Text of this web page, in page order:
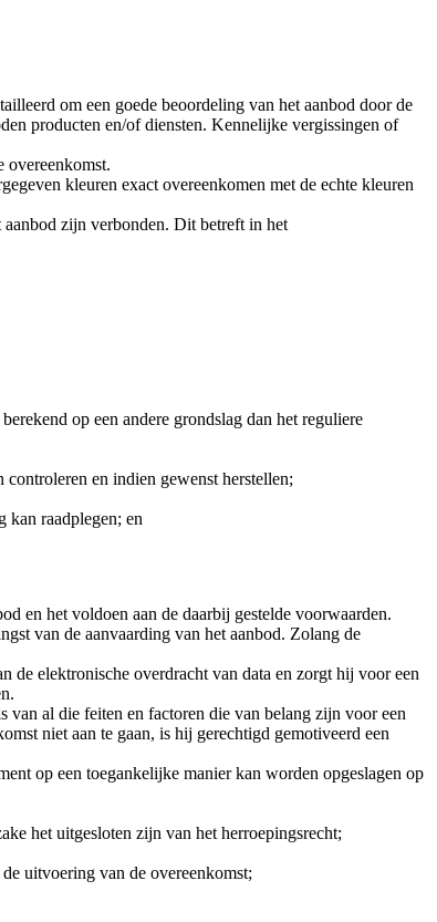
om een goede beoordeling van het aanbod door de
producten en/of diensten. Kennelijke vergissingen of
overeenkomst.
kleuren exact overeenkomen met de echte kleuren
zijn verbonden. Dit betreft in het
op een andere grondslag dan het reguliere
en indien gewenst herstellen;
kan raadplegen; en
en het voldoen aan de daarbij gestelde voorwaarden.
van de aanvaarding van het aanbod. Zolang de
de elektronische overdracht van data en zorgt hij voor een
al die feiten en factoren die van belang zijn voor een
niet aan te gaan, is hij gerechtigd gemotiveerd een
op een toegankelijke manier kan worden opgeslagen op
het uitgesloten zijn van het herroepingsrecht;
uitvoering van de overeenkomst;